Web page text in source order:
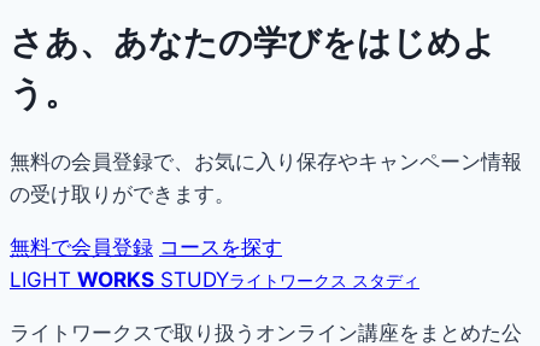
さあ、あなたの学びをはじめよ
う。
無料の会員登録で、お気に入り保存やキャンペーン情報
の受け取りができます。
無料で会員登録 コースを探す
LIGHT WORKS STUDYライトワークス スタディ
ライトワークスで取り扱うオンライン講座をまとめた公